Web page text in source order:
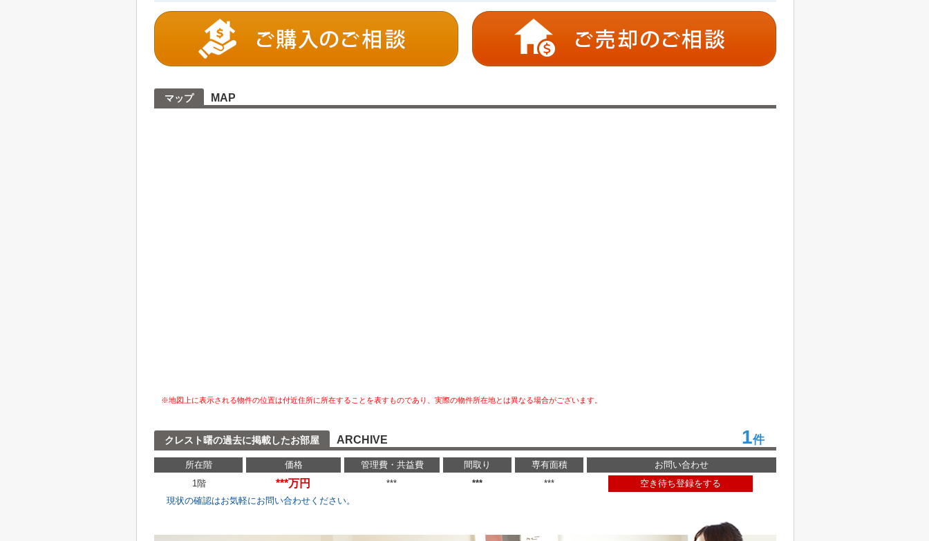
マップ MAP
※地図上に表示される物件の位置は付近住所に所在することを表すものであり、実際の物件所在地とは異なる場合がございます。
クレスト曙の過去に掲載したお部屋 ARCHIVE 1件
所在階 価格 管理費・共益費 間取り 専有面積
お問い合わせ
1階
***万円 *** *** ***
空き待ち登録をする
現状の確認はお気軽にお問い合わせください。